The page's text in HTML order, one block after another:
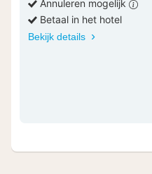
Annuleren mogelijk
Betaal in het hotel
Bekijk details